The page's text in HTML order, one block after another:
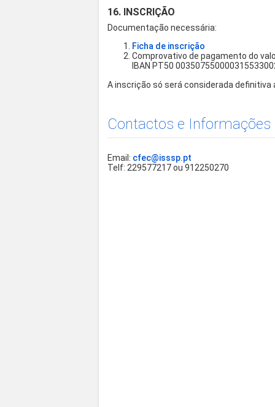
16. INSCRIÇÃO
Documentação necessária:
Ficha de inscrição
Comprovativo de pagamento do
IBAN PT50
A inscrição só será considerada definitiva
Contactos e Informações
Email: cfec@isssp.pt
Telf: 229577217 ou 912250270